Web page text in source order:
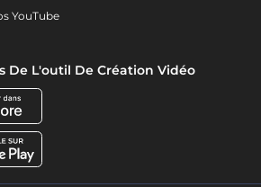
YouTube
De L'outil De Création Vidéo